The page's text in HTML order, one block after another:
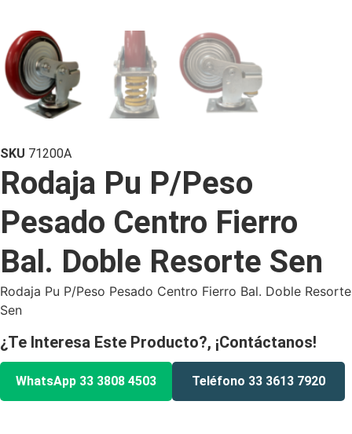
SKU 71200A
Rodaja Pu P/Peso
Pesado Centro Fierro
Bal. Doble Resorte Sen
Rodaja Pu P/Peso Pesado Centro Fierro Bal. Doble Resorte
Sen
¿Te Interesa Este Producto?, ¡Contáctanos!
WhatsApp 33 3808 4503 Teléfono 33 3613 7920